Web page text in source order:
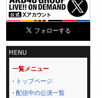
一覧メニュー
トップページ
配信中の公演一覧